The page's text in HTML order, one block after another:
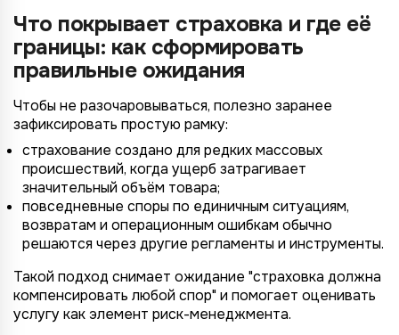
Что покрывает страховка и где её
границы: как сформировать
правильные ожидания
Чтобы не разочаровываться, полезно заранее
зафиксировать простую рамку:
страхование создано для редких массовых
происшествий, когда ущерб затрагивает
значительный объём товара;
повседневные споры по единичным ситуациям,
возвратам и операционным ошибкам обычно
решаются через другие регламенты и инструменты.
Такой подход снимает ожидание "страховка должна
компенсировать любой спор" и помогает оценивать
услугу как элемент риск-менеджмента.